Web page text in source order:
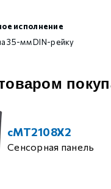
исполнение
35-мм DIN-рейку
cMT2108X2
Сенсорная панель